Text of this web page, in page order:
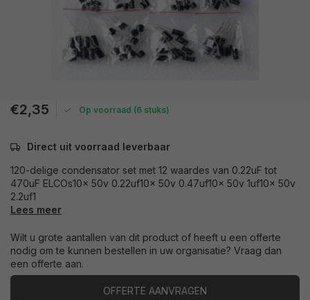
€2,35 Op voorraad (6 stuks)
Direct uit voorraad leverbaar
120-delige condensator set met 12 waardes van 0.22uF tot
470uF ELCOs10x 50v 0.22uf10x 50v 0.47uf10x 50v 1uf10x 50v
2.2uf1
Lees meer
Wilt u grote aantallen van dit product of heeft u een offerte
nodig om te kunnen bestellen in uw organisatie? Vraag dan
een offerte aan.
OFFERTE AANVRAGEN